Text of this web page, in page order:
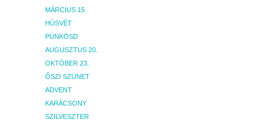
MÁRCIUS 15
HÚSVÉT
PÜNKÖSD
AUGUSZTUS 20.
OKTÓBER 23.
ŐSZI SZÜNET
ADVENT
KARÁCSONY
SZILVESZTER